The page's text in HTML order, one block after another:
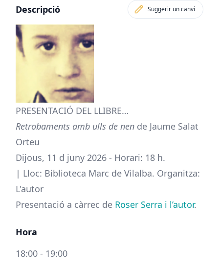
Descripció Suggerir un canvi
PRESENTACIÓ DEL LLIBRE…
Retrobaments amb ulls de nen de Jaume Salat
Orteu
Dijous, 11 d juny 2026 - Horari: 18 h.
| Lloc: Biblioteca Marc de Vilalba. Organitza:
L'autor
Presentació a càrrec de Roser Serra i l’autor.
Hora
18:00 - 19:00